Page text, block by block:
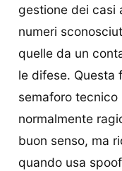
gestione dei casi
numeri
quelle da un
le difese. Questa
semaforo tecnico
normalmente
buon senso, ma
quando usa